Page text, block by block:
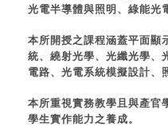
光電半導體與照明、綠能光
本所開授之課程涵蓋平面顯
統、繞射光學、光纖光學、
電路、光電系統模擬設計、
本所重視實務教學且與產官
學生實作能力之養成。